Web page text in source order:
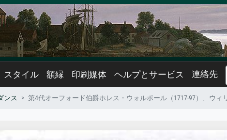
スタイル 額縁 印刷媒体 ヘルプとサービス 連絡先
ンス 第4代オーフォード伯爵ホレス・ウォルポール（1717-97）、ウィ